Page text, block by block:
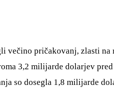
večino pričakovanj, zlasti na
3,2 milijarde dolarjev
so dosegla 1,8 milijarde